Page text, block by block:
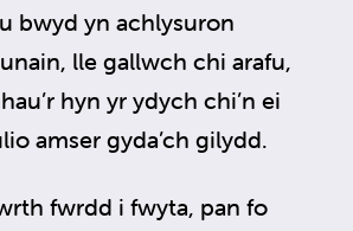
bwyd yn achlysuron
lle gallwch chi arafu,
hyn yr ydych chi’n ei
amser gyda’ch gilydd.
fwrdd i fwyta, pan fo